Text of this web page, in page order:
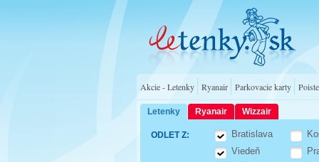
Akcie - Letenky
Ryanair Parkovacie karty
Letenky Ryanair Wizzair
ODLET Z:
Bratislava
Viedeň